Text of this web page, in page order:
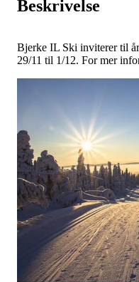
Beskrivelse
Bjerke IL Ski inviterer til
29/11 til 1/12. For mer